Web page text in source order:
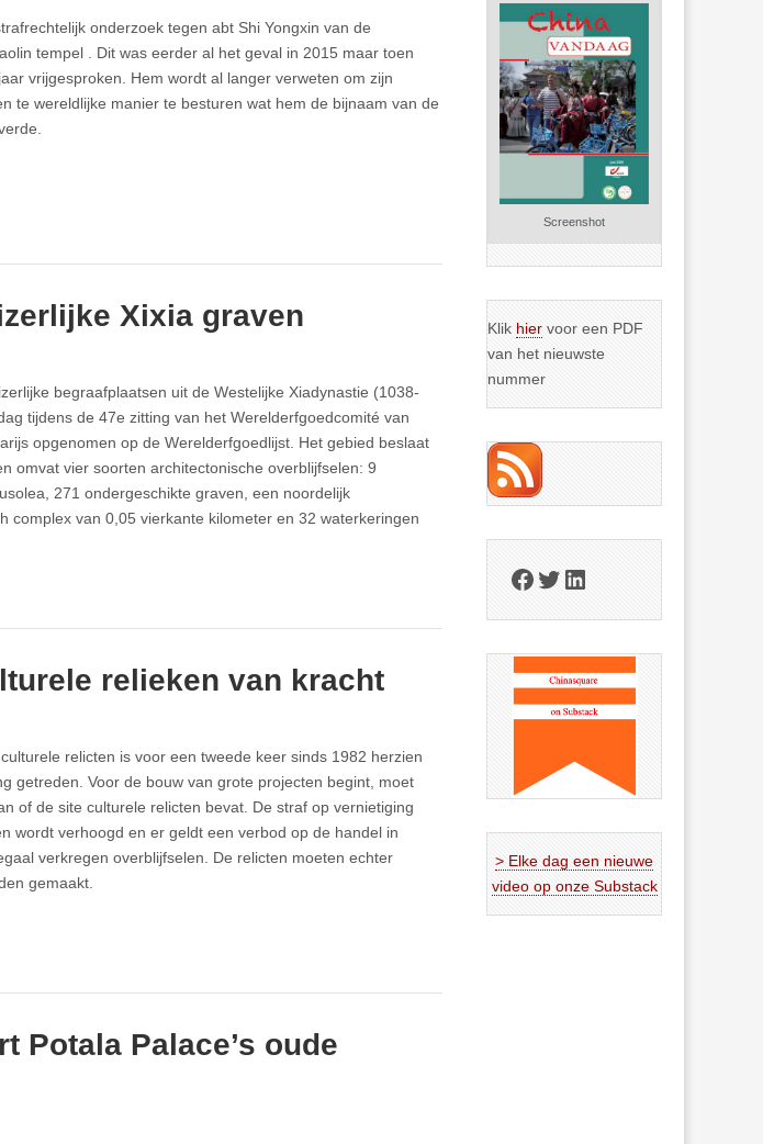
onderzoek tegen abt Shi Yongxin van de
tempel . Dit was eerder al het geval in 2015 maar toen
vrijgesproken. Hem wordt al langer verweten om zijn
te wereldlijke manier te besturen wat hem de bijnaam van de
Xixia graven
begraafplaatsen uit de Westelijke Xiadynastie (1038-
tijdens de 47e zitting van het Werelderfgoedcomité van
opgenomen op de Werelderfgoedlijst. Het gebied beslaat
omvat vier soorten architectonische overblijfselen: 9
271 ondergeschikte graven, een noordelijk
complex van 0,05 vierkante kilometer en 32 waterkeringen
relieken van kracht
relicten is voor een tweede keer sinds 1982 herzien
getreden. Voor de bouw van grote projecten begint, moet
of de site culturele relicten bevat. De straf op vernietiging
wordt verhoogd en er geldt een verbod op de handel in
verkregen overblijfselen. De relicten moeten echter
gemaakt.
Potala Palace’s oude
Screenshot
Klik hier voor een PDF
van het nieuwste
nummer
Facebook
Twitter
LinkedIn
> Elke dag een nieuwe
video op onze Substack